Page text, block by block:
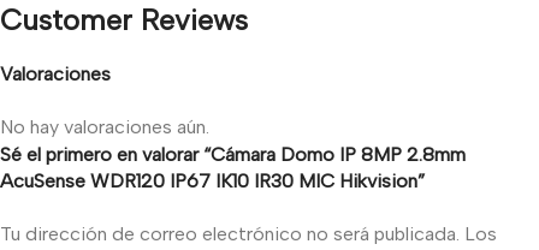
Customer Reviews
Valoraciones
No hay valoraciones aún.
Sé el primero en valorar “Cámara Domo IP 8MP 2.8mm
AcuSense WDR120 IP67 IK10 IR30 MIC Hikvision”
Tu dirección de correo electrónico no será publicada. Los